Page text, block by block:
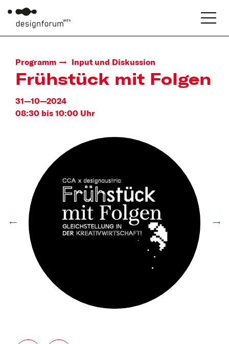
Programm Input und Diskussion
Frühstück mit Folgen
31—10—2024
08:30 bis 10:00 Uhr
← →